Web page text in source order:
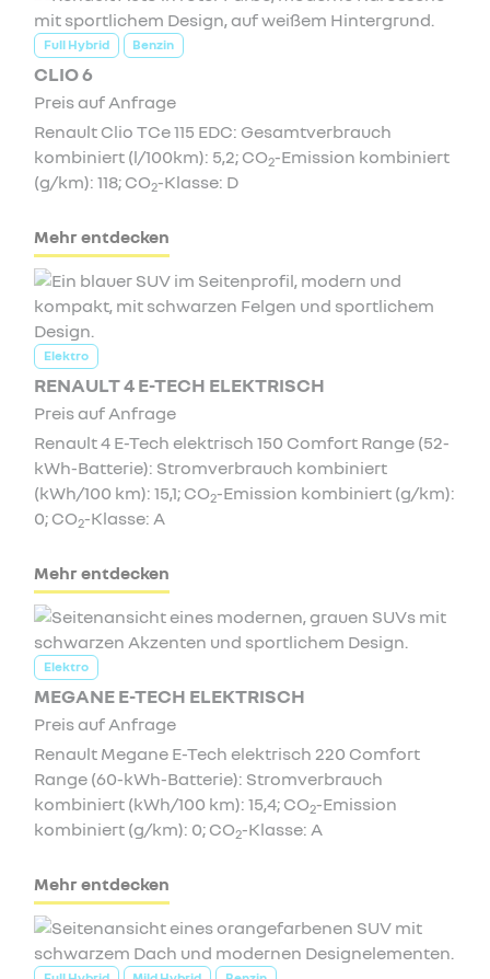
Full Hybrid Benzin
CLIO 6
Preis auf Anfrage
Renault Clio TCe 115 EDC: Gesamtverbrauch
kombiniert (l/100km): 5,2; CO2-Emission kombiniert
(g/km): 118; CO2-Klasse: D
Mehr entdecken
Elektro
RENAULT 4 E-TECH ELEKTRISCH
Preis auf Anfrage
Renault 4 E-Tech elektrisch 150 Comfort Range (52-
kWh-Batterie): Stromverbrauch kombiniert
(kWh/100 km): 15,1; CO2-Emission kombiniert (g/km):
0; CO2-Klasse: A
Mehr entdecken
Elektro
MEGANE E-TECH ELEKTRISCH
Preis auf Anfrage
Renault Megane E-Tech elektrisch 220 Comfort
Range (60-kWh-Batterie): Stromverbrauch
kombiniert (kWh/100 km): 15,4; CO2-Emission
kombiniert (g/km): 0; CO2-Klasse: A
Mehr entdecken